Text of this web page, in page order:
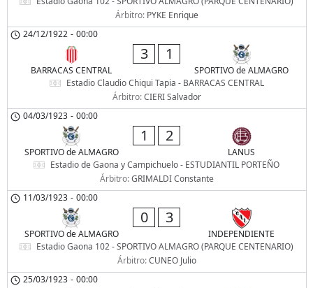
Árbitro: PYKE Enrique
24/12/1922 - 00:00
BARRACAS CENTRAL
3 1
SPORTIVO de ALMAGRO
Estadio Claudio Chiqui Tapia - BARRACAS CENTRAL
Árbitro:CIERI Salvador
04/03/1923 - 00:00
SPORTIVO de ALMAGRO
1 2
LANUS
Estadio de Gaona y Campichuelo - ESTUDIANTIL PORTEÑO
Árbitro:GRIMALDI Constante
11/03/1923 - 00:00
SPORTIVO de ALMAGRO
0 3
INDEPENDIENTE
Estadio Gaona 102 - SPORTIVO ALMAGRO (PARQUE CENTENARIO)
Árbitro:CUNEO Julio
25/03/1923 - 00:00